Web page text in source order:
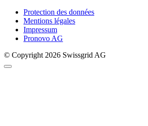
Protection des données
Mentions légales
Impressum
Pronovo AG
© Copyright 2026 Swissgrid AG